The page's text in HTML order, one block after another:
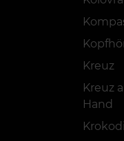
Kreuz
Kreuz
Hand